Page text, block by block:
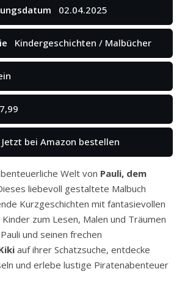
02.04.2025
Kindergeschichten / Malbücher
Jetzt bei Amazon bestellen
Welt von Pauli, dem
liebevoll gestaltete Malbuch
Kurzgeschichten mit fantasievollen
zum Lesen, Malen und Träumen
und seinen frechen
auf ihrer Schatzsuche, entdecke
und erlebe lustige Piratenabenteuer